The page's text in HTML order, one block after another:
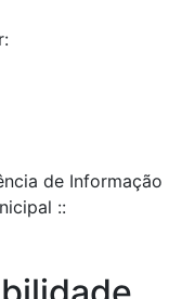
de Informação
::